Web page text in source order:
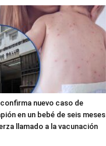
nuevo caso de
en un bebé de seis meses
llamado a la vacunación